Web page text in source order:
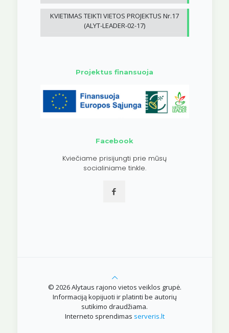
KVIETIMAS TEIKTI VIETOS PROJEKTUS Nr.17
(ALYT-LEADER-02-17)
Projektus finansuoja
Facebook
Kviečiame prisijungti prie mūsų
socialiniame tinkle.
© 2026 Alytaus rajono vietos veiklos grupė.
Informaciją kopijuoti ir platinti be autorių
sutikimo draudžiama.
Interneto sprendimas serveris.lt